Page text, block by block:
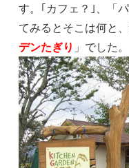
す。｢カフェ？｣、「
てみるとそこは何と
デンたぎり 」でした。